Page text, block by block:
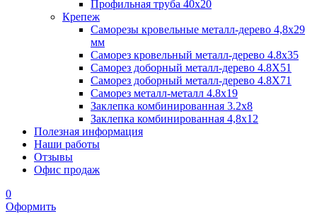
Профильная труба 40x20
Крепеж
Саморезы кровельные металл-дерево 4,8х29
мм
Саморез кровельный металл-дерево 4.8x35
Саморез доборный металл-дерево 4.8X51
Саморез доборный металл-дерево 4.8X71
Саморез металл-металл 4.8x19
Заклепка комбинированная 3.2x8
Заклепка комбинированная 4,8x12
Полезная информация
Наши работы
Отзывы
Офис продаж
0
Оформить